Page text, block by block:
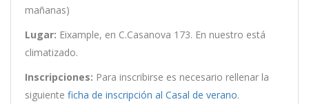
mañanas)
Lugar: Eixample, en C.Casanova 173. En nuestro está
climatizado.
Inscripciones: Para inscribirse es necesario rellenar la
siguiente ficha de inscripción al Casal de verano.